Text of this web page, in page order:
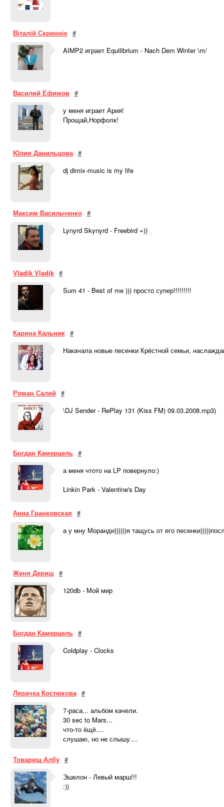
Віталій Скриннік #
AIMP2 играет Equilibrium - Nach Dem Winter \m/
Василий Ефимов #
у меня играет Ария!
Прощай,Норфолк!
Юлия Данильцова #
dj dimix-music is my life
Максим Васильченко #
Lynyrd Skynyrd - Freebird =))
Vladik Vladik #
Sum 41 - Best of me ))) просто супер!!!!!!!!!
Карина Кальник #
Накачала новые песенки Крёстной семьи,
Роман Салий #
\DJ Sender - RePlay 131 (Kiss FM) 09.03.2008.mp3)
Богдан Камерцель #
а меня чтото на LP повернуло:)
Linkin Park - Valentine's Day
Анна Гранковская #
а у мну Моранди))))))я тащусь от его
Женя Дериш #
120db - Мой мир
Богдан Камерцель #
Coldplay - Clocks
Лерачка Костюкова #
7-раса... альбом качели.
30 sec to Mars...
что-то ёщё....
слушаю, но не слышу....
Товарищ Албу #
Эшелон - Левый марш!!!
:))